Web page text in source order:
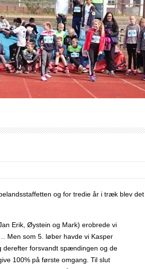
og for tredie år i træk blev det
Erik, Øystein og Mark) erobrede vi
Men som 5. løber havde vi Kasper
forsvandt spændingen og de
100% på første omgang. Til slut